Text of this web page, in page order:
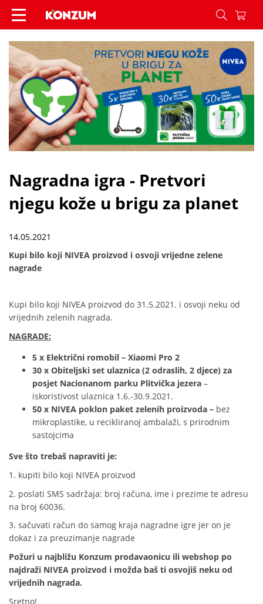
Nagradna igra - Pretvori njegu kože u brigu za
Nagradna igra - Pretvori
njegu kože u brigu za planet
14.05.2021
Kupi bilo koji NIVEA proizvod i osvoji vrijedne zelene
nagrade
Kupi bilo koji NIVEA proizvod do 31.5.2021. i osvoji neku od
vrijednih zelenih nagrada.
NAGRADE:
5 x Električni romobil – Xiaomi Pro 2
30 x Obiteljski set ulaznica (2 odraslih, 2 djece) za
posjet Nacionanom parku Plitvička jezera –
iskoristivost ulaznica 1.6.-30.9.2021.
50 x NIVEA poklon paket zelenih proizvoda – bez
mikroplastike, u recikliranoj ambalaži, s prirodnim
sastojcima
Sve što trebaš napraviti je:
1. kupiti bilo koji NIVEA proizvod
2. poslati SMS sadržaja: broj računa, ime i prezime te adresu
na broj 60036.
3. sačuvati račun do samog kraja nagradne igre jer on je
dokaz i za preuzimanje nagrade
Požuri u najbližu Konzum prodavaonicu ili webshop po
najdraži NIVEA proizvod i možda baš ti osvojiš neku od
vrijednih nagrada.
Sretno!